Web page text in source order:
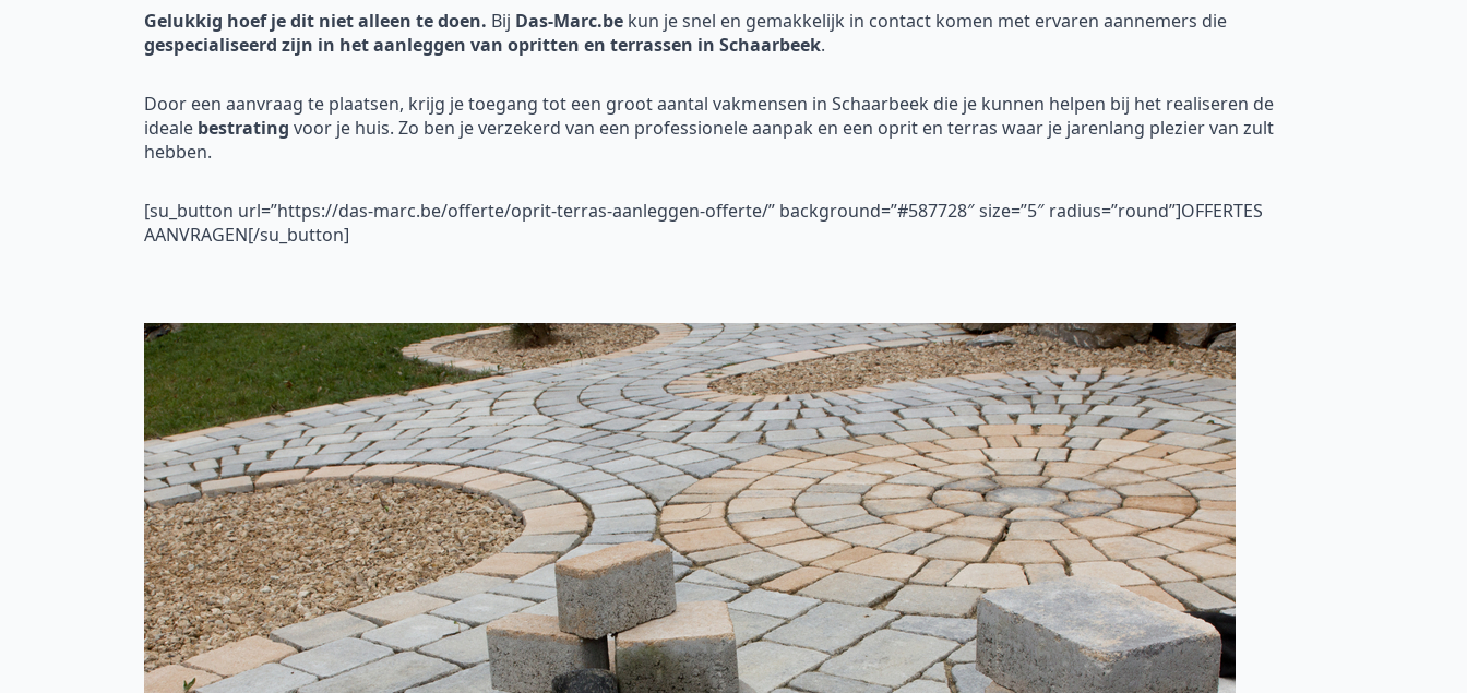
Gelukkig hoef je dit niet alleen te doen. Bij Das-Marc.be kun je snel en gemakkelijk in contact komen met ervaren aannemers die
gespecialiseerd zijn in het aanleggen van opritten en terrassen in Schaarbeek.
Door een aanvraag te plaatsen, krijg je toegang tot een groot aantal vakmensen in Schaarbeek die je kunnen helpen bij het realiseren de
ideale bestrating voor je huis. Zo ben je verzekerd van een professionele aanpak en een oprit en terras waar je jarenlang plezier van zult
hebben.
[su_button url=”https://das-marc.be/offerte/oprit-terras-aanleggen-offerte/” background=”#587728″ size=”5″ radius=”round”]OFFERTES
AANVRAGEN[/su_button]